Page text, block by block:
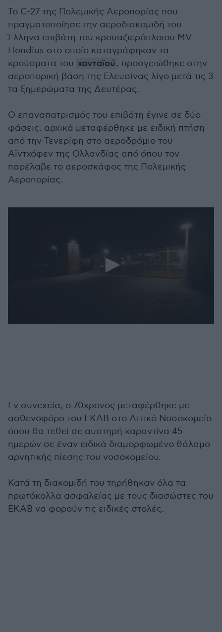
Το C-27 της Πολεμικής Αεροπορίας που
πραγματοποίησε την αεροδιακομιδή του
Έλληνα επιβάτη του κρουαζιερόπλοιου MV
Hondius στο οποίο καταγράφηκαν τα
κρούσματα του χανταϊού , προσγειώθηκε στην
αεροπορική βάση της Ελευσίνας λίγο μετά τις 3
τα ξημερώματα της Δευτέρας.
Ο επαναπατρισμός του επιβάτη έγινε σε δύο
φάσεις, αρχικά μεταφέρθηκε με ειδική πτήση
από την Τενερίφη στο αεροδρόμιο του
Αϊντχόφεν της Ολλανδίας από όπου τον
παρέλαβε το αεροσκάφος της Πολεμικής
Αεροπορίας.
Εν συνεχεία, ο 70χρονος μεταφέρθηκε με
ασθενοφόρο του ΕΚΑΒ στο Αττικό Νοσοκομείο
όπου θα τεθεί σε αυστηρή καραντίνα 45
ημερών σε έναν ειδικά διαμορφωμένο θάλαμο
αρνητικής πίεσης του νοσοκομείου.
Κατά τη διακομιδή του τηρήθηκαν όλα τα
πρωτόκολλα ασφαλείας με τους διασώστες του
ΕΚΑΒ να φορούν τις ειδικές στολές.